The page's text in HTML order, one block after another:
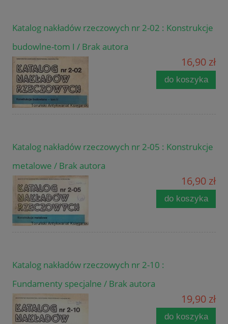
Katalog nakładów rzeczowych nr 2-02 : Konstrukcje
budowlne-tom I / Brak autora
16,90 zł
do koszyka
Katalog nakładów rzeczowych nr 2-05 : Konstrukcje
metalowe / Brak autora
16,90 zł
do koszyka
Katalog nakładów rzeczowych nr 2-10 :
Fundamenty specjalne / Brak autora
19,90 zł
do koszyka